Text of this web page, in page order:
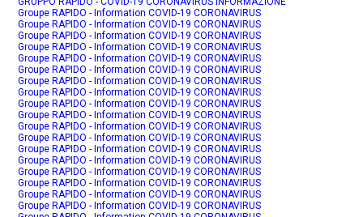
Groupe RAPIDO - Information COVID-19 CORONAVIRUS
Groupe RAPIDO - Information COVID-19 CORONAVIRUS
Groupe RAPIDO - Information COVID-19 CORONAVIRUS
Groupe RAPIDO - Information COVID-19 CORONAVIRUS
Groupe RAPIDO - Information COVID-19 CORONAVIRUS
Groupe RAPIDO - Information COVID-19 CORONAVIRUS
Groupe RAPIDO - Information COVID-19 CORONAVIRUS
Groupe RAPIDO - Information COVID-19 CORONAVIRUS
Groupe RAPIDO - Information COVID-19 CORONAVIRUS
Groupe RAPIDO - Information COVID-19 CORONAVIRUS
Groupe RAPIDO - Information COVID-19 CORONAVIRUS
Groupe RAPIDO - Information COVID-19 CORONAVIRUS
Groupe RAPIDO - Information COVID-19 CORONAVIRUS
Groupe RAPIDO - Information COVID-19 CORONAVIRUS
Groupe RAPIDO - Information COVID-19 CORONAVIRUS
Groupe RAPIDO - Information COVID-19 CORONAVIRUS
Groupe RAPIDO - Information COVID-19 CORONAVIRUS
Groupe RAPIDO - Information COVID-19 CORONAVIRUS